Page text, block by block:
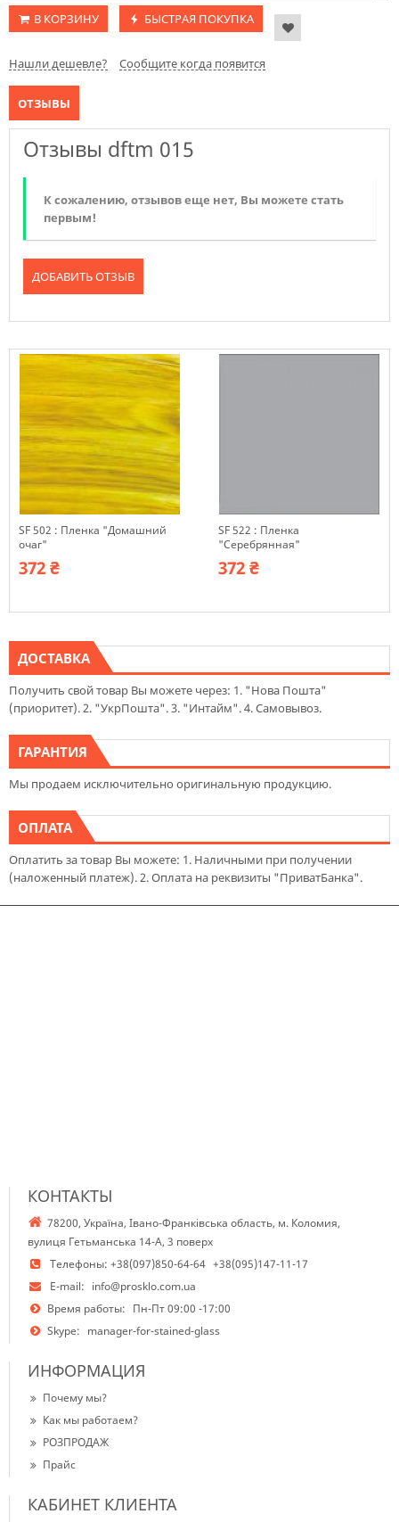
В КОРЗИНУ
БЫСТРАЯ ПОКУПКА
Нашли дешевле? Сообщите когда появится
ОТЗЫВЫ
Отзывы dftm 015
К сожалению, отзывов еще нет, Вы можете стать
первым!
ДОБАВИТЬ ОТЗЫВ
SF 502 : Пленка "Домашний
очаг"
372 ₴
SF 522 : Пленка
"Серебрянная"
372 ₴
ДОСТАВКА
Получить свой товар Вы можете через: 1. "Нова Пошта"
(приоритет). 2. "УкрПошта". 3. "Интайм". 4. Самовывоз.
ГАРАНТИЯ
Мы продаем исключительно оригинальную продукцию.
ОПЛАТА
Оплатить за товар Вы можете: 1. Наличными при получении
(наложенный платеж). 2. Оплата на реквизиты "ПриватБанка".
КОНТАКТЫ
78200, Україна, Івано-Франківська область, м. Коломия,
вулиця Гетьманська 14-А, 3 поверх
Телефоны: +38(097)850-64-64 +38(095)147-11-17
E-mail: info@prosklo.com.ua
Время работы: Пн-Пт 09:00 -17:00
Skype: manager-for-stained-glass
ИНФОРМАЦИЯ
Почему мы?
Как мы работаем?
РОЗПРОДАЖ
Прайс
КАБИНЕТ КЛИЕНТА